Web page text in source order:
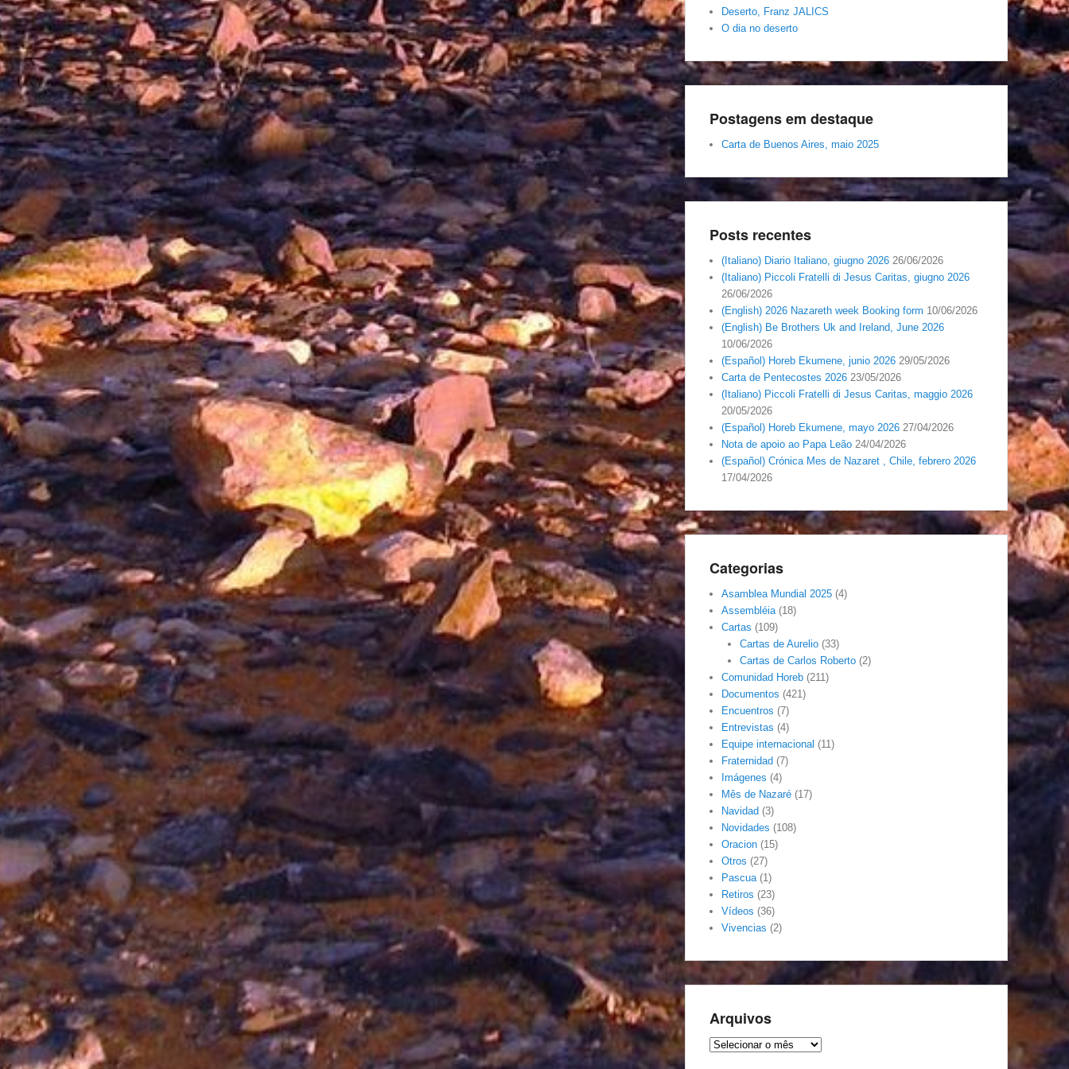
Deserto, Franz JALICS
O dia no deserto
Postagens em destaque
Carta de Buenos Aires, maio 2025
Posts recentes
(Italiano) Diario Italiano, giugno 2026 26/06/2026
(Italiano) Piccoli Fratelli di Jesus Caritas, giugno 2026
26/06/2026
(English) 2026 Nazareth week Booking form 10/06/2026
(English) Be Brothers Uk and Ireland, June 2026
10/06/2026
(Español) Horeb Ekumene, junio 2026 29/05/2026
Carta de Pentecostes 2026 23/05/2026
(Italiano) Piccoli Fratelli di Jesus Caritas, maggio 2026
20/05/2026
(Español) Horeb Ekumene, mayo 2026 27/04/2026
Nota de apoio ao Papa Leão 24/04/2026
(Español) Crónica Mes de Nazaret , Chile, febrero 2026
17/04/2026
Categorias
Asamblea Mundial 2025 (4)
Assembléia(18)
Cartas (109)
Cartas de Aurelio(33)
Cartas de Carlos Roberto(2)
Comunidad Horeb (211)
Documentos (421)
Encuentros (7)
Entrevistas (4)
Equipe internacional (11)
Fraternidad (7)
Imágenes (4)
Mês de Nazaré (17)
Navidad (3)
Novidades (108)
Oracion (15)
Otros (27)
Pascua(1)
Retiros (23)
Vídeos (36)
Vivencias (2)
Arquivos
Arquivos